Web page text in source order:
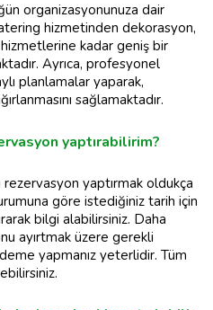
organizasyonunuza dair
hizmetinden dekorasyon,
hizmetlerine kadar geniş bir
Ayrıca, profesyonel
planlamalar yaparak,
sağlamaktadır.
yaptırabilirim?
yaptırmak oldukça
göre istediğiniz tarih için
bilgi alabilirsiniz. Daha
ayırtmak üzere gerekli
yapmanız yeterlidir. Tüm